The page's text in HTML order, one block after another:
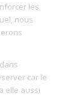
les
nous
car le
elle aussi